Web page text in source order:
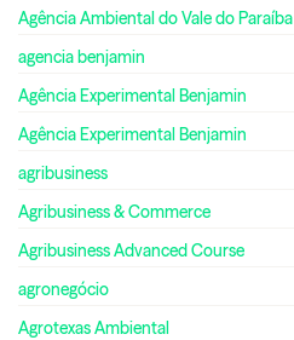
Agência Ambiental do Vale do Paraíba
agencia benjamin
Agência Experimental Benjamin
Agência Experimental Benjamin
agribusiness
Agribusiness & Commerce
Agribusiness Advanced Course
agronegócio
Agrotexas Ambiental